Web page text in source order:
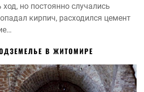
но постоянно случались
кирпич, расходился цемент
В ЖИТОМИРЕ